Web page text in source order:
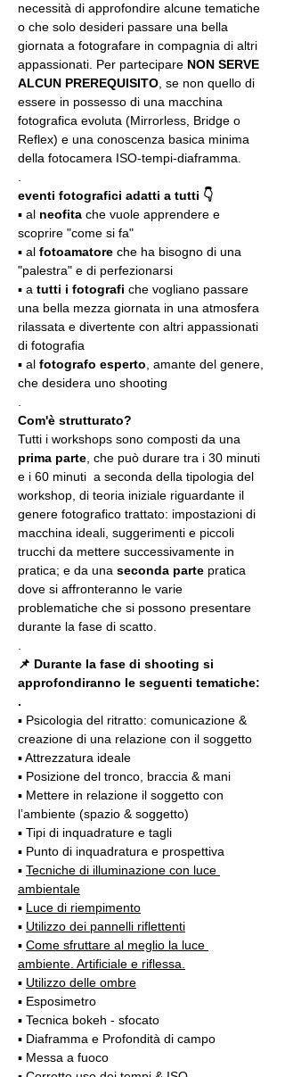
necessità di approfondire alcune tematiche
o che solo desideri passare una bella
giornata a fotografare in compagnia di altri
appassionati. Per partecipare NON SERVE
ALCUN PREREQUISITO , se non quello di
essere in possesso di una macchina
fotografica evoluta (Mirrorless, Bridge o
Reflex) e una conoscenza basica minima
della fotocamera ISO-tempi-diaframma.
eventi fotografici adatti a tutti 👇
▪️ al neofita che vuole apprendere e
scoprire "come si fa"
▪️ al fotoamatore che ha bisogno di una
"palestra" e di perfezionarsi
▪️ a tutti i fotografi che vogliano passare
una bella mezza giornata in una atmosfera
rilassata e divertente con altri appassionati
di fotografia
▪️ al fotografo esperto , amante del genere,
che desidera uno shooting
Com'è strutturato?
Tutti i workshops sono composti da una
prima parte , che può durare tra i 30 minuti
e i 60 minuti  a seconda della tipologia del
workshop, di teoria iniziale riguardante il
genere fotografico trattato: impostazioni di
macchina ideali, suggerimenti e piccoli
trucchi da mettere successivamente in
pratica; e da una seconda parte pratica
dove si affronteranno le varie
problematiche che si possono presentare
durante la fase di scatto.
📌 Durante la fase di shooting si
approfondiranno le seguenti tematiche:
.
▪️ Psicologia del ritratto: comunicazione &
creazione di una relazione con il soggetto
▪️ Attrezzatura ideale
▪️ Posizione del tronco, braccia & mani
▪️ Mettere in relazione il soggetto con
l’ambiente (spazio & soggetto)
▪️ Tipi di inquadrature e tagli
▪️ Punto di inquadratura e prospettiva
▪️ Tecniche di illuminazione con luce
ambientale
▪️ Luce di riempimento
▪️ Utilizzo dei pannelli riflettenti
▪️ Come sfruttare al meglio la luce
ambiente. Artificiale e riflessa.
▪️ Utilizzo delle ombre
▪️ Esposimetro
▪️ Tecnica bokeh - sfocato
▪️ Diaframma e Profondità di campo
▪️ Messa a fuoco